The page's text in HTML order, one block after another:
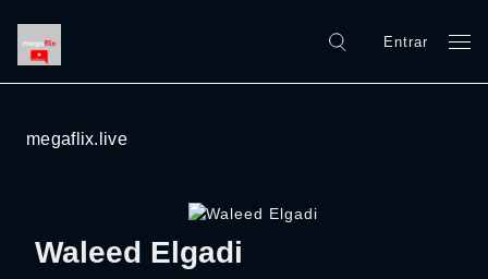
Entrar
megaflix.live
Waleed Elgadi